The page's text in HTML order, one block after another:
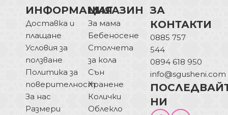
ИНФОРМАЦИЯ
Доставка и
плащане
Условия за
ползване
Политика за
поверителност
За нас
Размери
МАГАЗИН
За мама
Бебеносене
Столчета
за кола
Сън
Хранене
Колички
Облекло
ЗА
КОНТАКТИ
0885 757
544
0894 618 950
info@sgusheni.com
НИ